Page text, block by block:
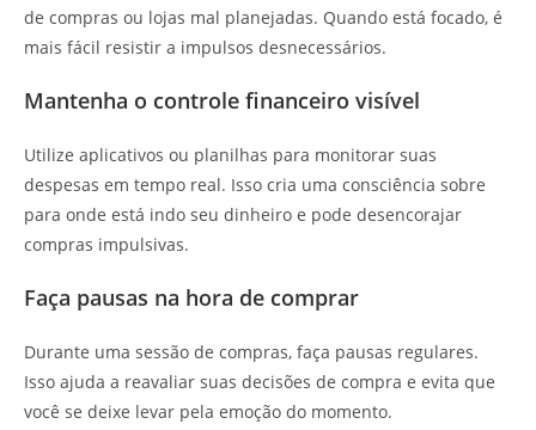
de compras ou lojas mal planejadas. Quando está focado, é
mais fácil resistir a impulsos desnecessários.
Mantenha o controle financeiro visível
Utilize aplicativos ou planilhas para monitorar suas
despesas em tempo real. Isso cria uma consciência sobre
para onde está indo seu dinheiro e pode desencorajar
compras impulsivas.
Faça pausas na hora de comprar
Durante uma sessão de compras, faça pausas regulares.
Isso ajuda a reavaliar suas decisões de compra e evita que
você se deixe levar pela emoção do momento.